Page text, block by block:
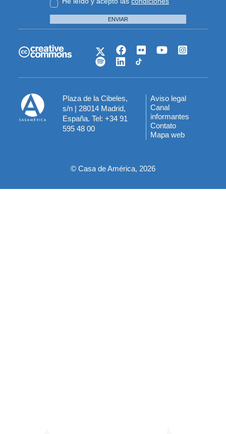
ENVIAR
Plaza de la Cibeles,
s/n | 28014 Madrid,
España. Tel: +34 91
595 48 00
Menú
del
pie
Aviso legal
Canal
informantes
Contato
Mapa web
© Casa de América, 2026